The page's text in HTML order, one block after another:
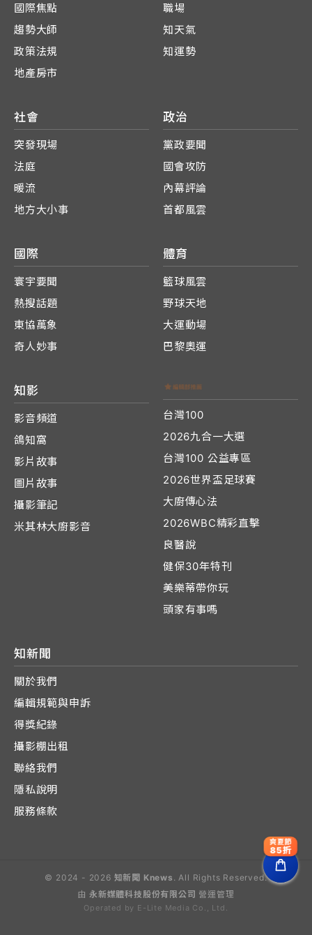
國際焦點
趨勢大師
政策法規
地產房市
職場
知天氣
知運勢
社會
突發現場
法庭
暖流
地方大小事
政治
黨政要聞
國會攻防
內幕評論
首都風雲
國際
寰宇要聞
熱搜話題
東協萬象
奇人妙事
體育
籃球風雲
野球天地
大運動場
巴黎奧運
知影
影音頻道
鴿知窩
影片故事
圖片故事
攝影筆記
米其林大廚影音
台灣100
2026九合一大選
台灣100 公益專區
2026世界盃足球賽
大廚傳心法
2026WBC精彩直擊
良醫說
健保30年特刊
美樂蒂帶你玩
頭家有事嗎
知新聞
關於我們
編輯規範與申訴
得獎紀錄
攝影棚出租
聯絡我們
隱私說明
服務條款
© 2024 - 2026 知新聞 Knews . All Rights Reserved.
由 永新媒體科技股份有限公司 營運管理
Operated by E-Lite Media Co., Ltd.
爽夏節
85折